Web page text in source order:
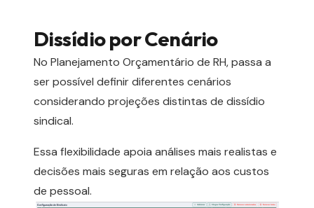
Dissídio por Cenário
No Planejamento Orçamentário de RH, passa a
ser possível definir diferentes cenários
considerando projeções distintas de dissídio
sindical.
Essa flexibilidade apoia análises mais realistas e
decisões mais seguras em relação aos custos
de pessoal.